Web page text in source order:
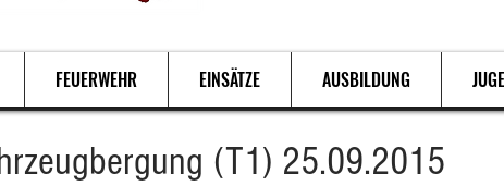
(T1) 25.09.2015
FEUERWEHR EINSÄTZE AUSBILDUNG